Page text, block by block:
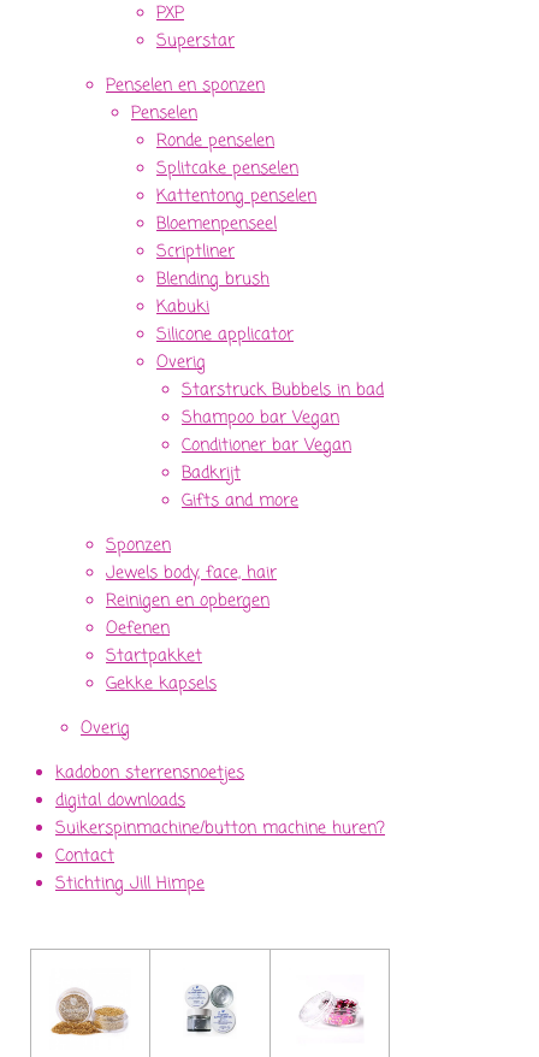
PXP
Superstar
Penselen en sponzen
Penselen
Ronde penselen
Splitcake penselen
Kattentong penselen
Bloemenpenseel
Scriptliner
Blending brush
Kabuki
Silicone applicator
Overig
Starstruck Bubbels in bad
Shampoo bar Vegan
Conditioner bar Vegan
Badkrijt
Gifts and more
Sponzen
Jewels body, face, hair
Reinigen en opbergen
Oefenen
Startpakket
Gekke kapsels
Overig
kadobon sterrensnoetjes
digital downloads
Suikerspinmachine/button machine huren?
Contact
Stichting Jill Himpe